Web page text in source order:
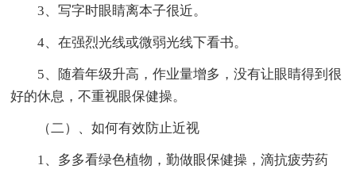
3、写字时眼睛离本子很近。
4、在强烈光线或微弱光线下看书。
5、随着年级升高，作业量增多，没有让眼睛得到很
好的休息，不重视眼保健操。
（二）、如何有效防止近视
1、多多看绿色植物，勤做眼保健操，滴抗疲劳药